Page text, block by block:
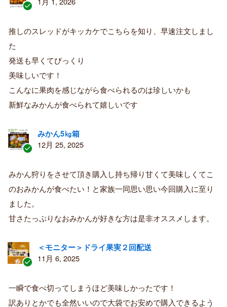
証
済
購
者
推しのスレッドがキッカケでこちらを知り、早速注文しまし
た
発送も早くてびっくり
美味しいです！
こんなに果肉を感じながら食べられるのは珍しいかも
新鮮なみかんが食べられて嬉しいです
証
済
み
購
者
みかん5㎏箱
12月 25, 2025
みかん狩りをさせて頂き購入し持ち帰り甘くて美味しくてこ
のおみかんが食べたい！と家族一同思い思い今回購入に至り
ました。
甘さたっぷりなおみかんが好きな方は是非オススメします。
証
済
＜モニター＞ドライ果実２回配送
11月 6, 2025
一瞬で食べ切ってしまうほど美味しかったです！
訳ありとかでも全然いいので大袋でお安めで購入できるよう